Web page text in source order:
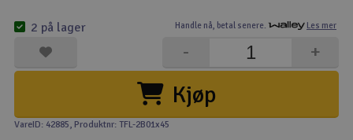
Helikopter
Kamerautstyr
Modellbygging, LEGO & byggesett
Modelljernbane
Handle nå, betal senere. Les mer
Kjøp
+
-
2 på lager
VareID: 42885, Produktnr: TFL-2B01x45